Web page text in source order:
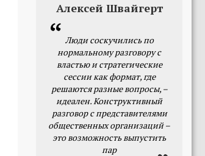
Алексей Швайгерт
Люди соскучились по
нормальному разговору с
властью и стратегические
сессии как формат, где
решаются разные вопросы, –
идеален. Конструктивный
разговор с представителями
общественных организаций –
это возможность выпустить
пар